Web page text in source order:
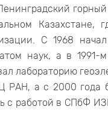
Казахстане,
С 1968
наук, а в 1991-
лабораторию
РАН, а с 2000 года
с работой в СПбФ